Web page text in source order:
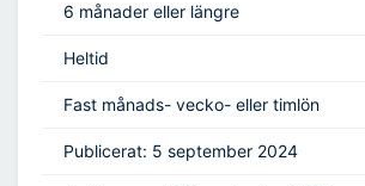
6 månader eller längre
Heltid
Fast månads- vecko- eller timlön
Publicerat: 5 september 2024